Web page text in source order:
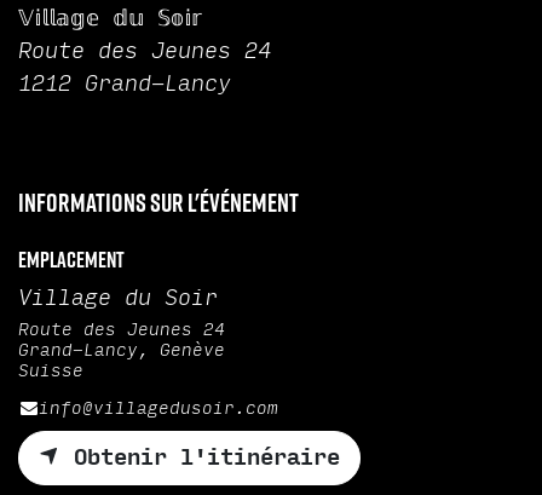
𝕍𝕚𝕝𝕝𝕒𝕘𝕖 𝕕𝕦 𝕊𝕠𝕚𝕣
Route des Jeunes 24
1212 Grand-Lancy
Informations sur l'événement
Emplacement
Village du Soir
Route des Jeunes 24
Grand-Lancy, Genève
Suisse
info@villagedusoir.com
Obtenir l'itinéraire